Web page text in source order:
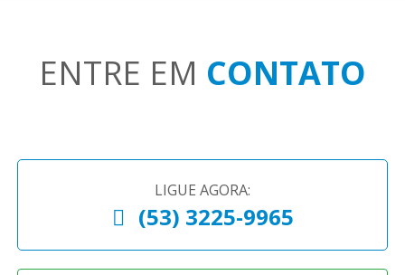
ENTRE EM CONTATO
LIGUE AGORA:
(53) 3225-9965